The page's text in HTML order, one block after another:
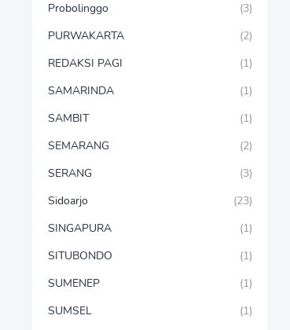
Probolinggo
(3)
PURWAKARTA
(2)
REDAKSI PAGI
(1)
SAMARINDA
(1)
SAMBIT
(1)
SEMARANG
(2)
SERANG
(3)
Sidoarjo
(23)
SINGAPURA
(1)
SITUBONDO
(1)
SUMENEP
(1)
SUMSEL
(1)